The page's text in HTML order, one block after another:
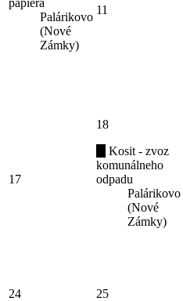
Palárikovo
(Nové
Zámky)
11
17
18
Kosit - zvoz
komunálneho
odpadu
Palárikovo
(Nové
Zámky)
24 25